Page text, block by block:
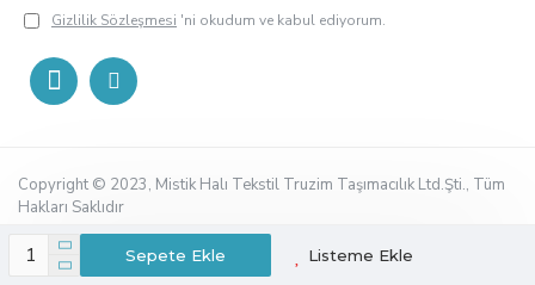
Sepete Ekle Listeme Ekle
Gizlilik Sözleşmesi 'ni okudum ve kabul ediyorum.
Copyright © 2023, Mistik Halı Tekstil Truzim Taşımacılık Ltd.Şti., Tüm
Hakları Saklıdır